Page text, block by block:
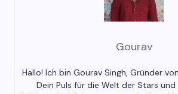
Gourav
Hallo! Ich bin Gourav Singh, Gründer
Dein Puls für die Welt der Stars und